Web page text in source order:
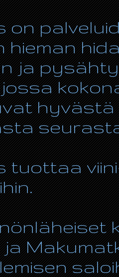
on
hieman
ja
hyvästä
tuottaa